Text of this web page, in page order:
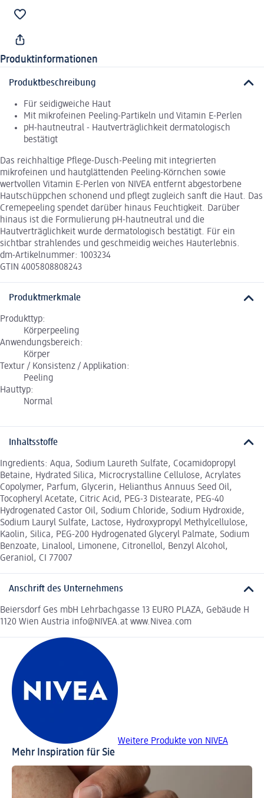
Produktinformationen
Produktbeschreibung
Für seidigweiche Haut
Mit mikrofeinen Peeling-Partikeln und Vitamin E-Perlen
pH-hautneutral - Hautverträglichkeit dermatologisch
bestätigt
Das reichhaltige Pflege-Dusch-Peeling mit integrierten
mikrofeinen und hautglättenden Peeling-Körnchen sowie
wertvollen Vitamin E-Perlen von NIVEA entfernt abgestorbene
Hautschüppchen schonend und pflegt zugleich sanft die Haut. Das
Cremepeeling spendet darüber hinaus Feuchtigkeit. Darüber
hinaus ist die Formulierung pH-hautneutral und die
Hautverträglichkeit wurde dermatologisch bestätigt. Für ein
sichtbar strahlendes und geschmeidig weiches Hauterlebnis.
dm-Artikelnummer: 1003234
GTIN 4005808808243
Produktmerkmale
Produkttyp:
Körperpeeling
Anwendungsbereich:
Körper
Textur / Konsistenz / Applikation:
Peeling
Hauttyp:
Normal
Inhaltsstoffe
Ingredients: Aqua, Sodium Laureth Sulfate, Cocamidopropyl
Betaine, Hydrated Silica, Microcrystalline Cellulose, Acrylates
Copolymer, Parfum, Glycerin, Helianthus Annuus Seed Oil,
Tocopheryl Acetate, Citric Acid, PEG-3 Distearate, PEG-40
Hydrogenated Castor Oil, Sodium Chloride, Sodium Hydroxide,
Sodium Lauryl Sulfate, Lactose, Hydroxypropyl Methylcellulose,
Kaolin, Silica, PEG-200 Hydrogenated Glyceryl Palmate, Sodium
Benzoate, Linalool, Limonene, Citronellol, Benzyl Alcohol,
Geraniol, CI 77007
Anschrift des Unternehmens
Beiersdorf Ges mbH Lehrbachgasse 13 EURO PLAZA, Gebäude H
1120 Wien Austria info@NIVEA.at www.Nivea.com
Weitere Produkte von NIVEA
Mehr Inspiration für Sie